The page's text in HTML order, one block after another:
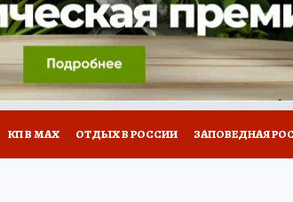
КП В МАХ ОТДЫХ В РОССИИ ЗАПОВЕДНАЯ